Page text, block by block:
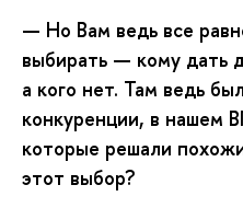
— Но Вам ведь все
выбирать — кому дать
а кого нет. Там ведь
конкуренции, в нашем
которые решали
этот выбор?